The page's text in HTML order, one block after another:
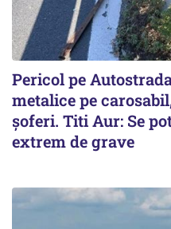
Pericol pe
metalice pe
șoferi. Titi Aur: Se
extrem de grave